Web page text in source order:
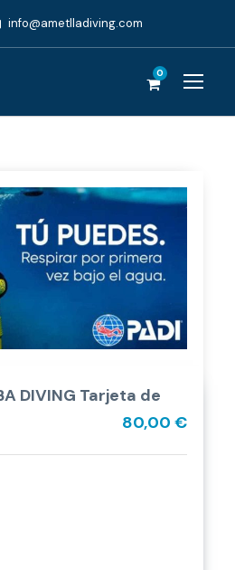
info@ametlladiving.com
0
DIVING Tarjeta de
80,00 €